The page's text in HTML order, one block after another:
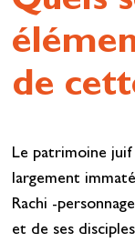
de
Le patrimoine juif
largement
Rachi -
et de ses